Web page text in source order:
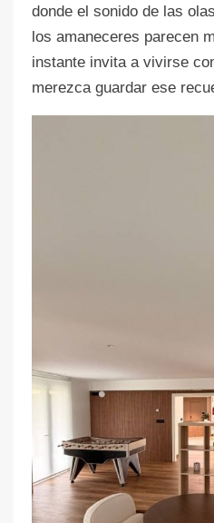
donde el sonido de las
los amaneceres parecen
instante invita a vivirse
merezca guardar ese